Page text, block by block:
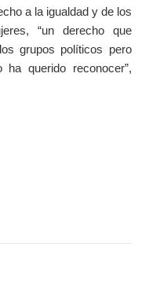
a la igualdad y de los
“un derecho que
grupos políticos pero
querido reconocer”,